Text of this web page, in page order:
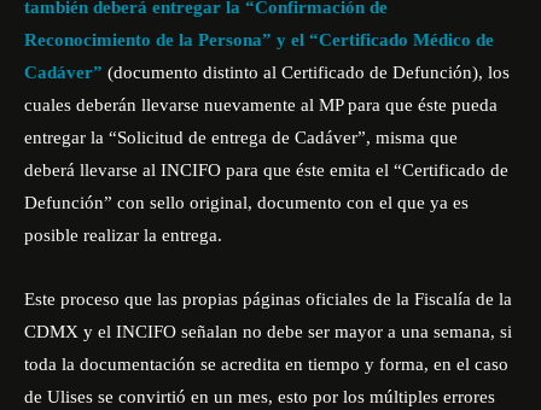
también deberá entregar la “Confirmación de
Reconocimiento de la Persona” y el “Certificado Médico de
Cadáver” (documento distinto al Certificado de Defunción), los
cuales deberán llevarse nuevamente al MP para que éste pueda
entregar la “Solicitud de entrega de Cadáver”, misma que
deberá llevarse al INCIFO para que éste emita el “Certificado de
Defunción” con sello original, documento con el que ya es
posible realizar la entrega.
Este proceso que las propias páginas oficiales de la Fiscalía de la
CDMX y el INCIFO señalan no debe ser mayor a una semana, si
toda la documentación se acredita en tiempo y forma, en el caso
de Ulises se convirtió en un mes, esto por los múltiples errores